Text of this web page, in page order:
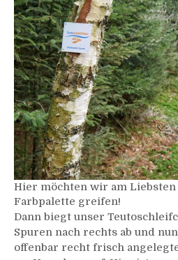
Hier möchten wir am Liebsten
Farbpalette greifen!
Dann biegt unser
Spuren nach rechts ab und
offenbar recht frisch